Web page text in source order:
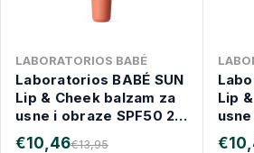
LABORATORIOS BABÉ
Laboratorios BABÉ SUN
Lip & Cheek balzam za
usne i obraze SPF50 20
ml NUDE
€13,95
€10,46
Lip
ml